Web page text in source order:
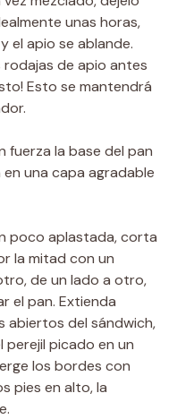
unas horas,
el apio se ablande.
rodajas de apio antes
Esto se mantendrá
fuerza la base del pan
una capa agradable
poco aplastada, corta
la mitad con un
de un lado a otro,
el pan. Extienda
abiertos del sándwich,
perejil picado en un
los bordes con
pies en alto, la